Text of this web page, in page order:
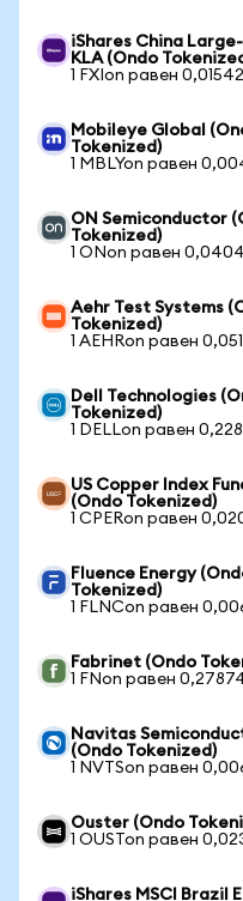
iShares China
KLA (Ondo
1 FXIon равен
Mobileye Global
Tokenized)
1 MBLYon равен
ON Semiconductor
Tokenized)
1 ONon равен
Aehr Test Systems
Tokenized)
1 AEHRon равен
Dell Technologies
Tokenized)
1 DELLon равен
US Copper Index
(Ondo Tokenized)
1 CPERon равен
Fluence Energy
Tokenized)
1 FLNCon равен
Fabrinet (Ondo
1 FNon равен
Navitas
(Ondo Tokenized)
1 NVTSon равен
Ouster (Ondo
1 OUSTon равен
iShares MSCI Brazil